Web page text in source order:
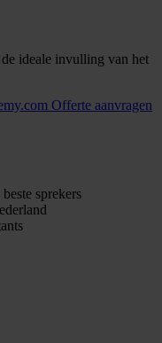
ideale invulling van het
Offerte aanvragen
sprekers